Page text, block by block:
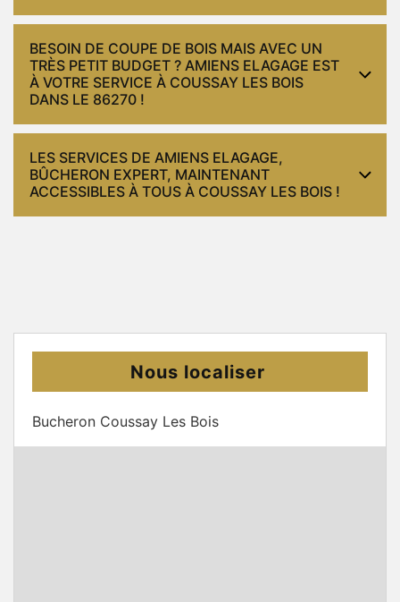
BESOIN DE COUPE DE BOIS MAIS AVEC UN
TRÈS PETIT BUDGET ? AMIENS ELAGAGE EST
À VOTRE SERVICE À COUSSAY LES BOIS
DANS LE 86270 !
LES SERVICES DE AMIENS ELAGAGE,
BÛCHERON EXPERT, MAINTENANT
ACCESSIBLES À TOUS À COUSSAY LES BOIS !
Nous localiser
Bucheron Coussay Les Bois